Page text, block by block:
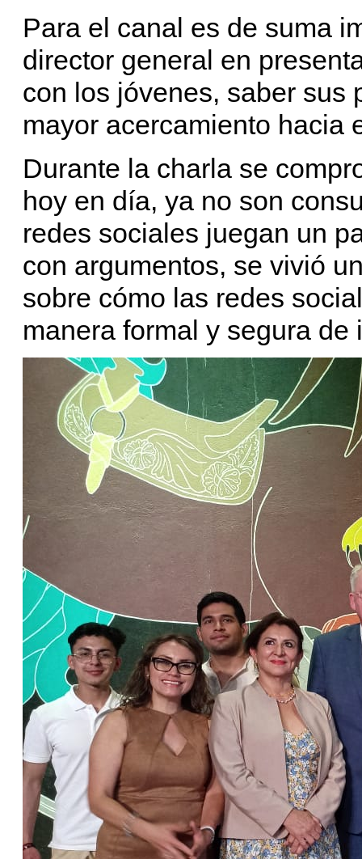
Para el canal es de suma
director general en
con los jóvenes, saber sus
mayor acercamiento hacia
Durante la charla se
hoy en día, ya no son
redes sociales juegan un
con argumentos, se vivió
sobre cómo las redes
manera formal y segura de